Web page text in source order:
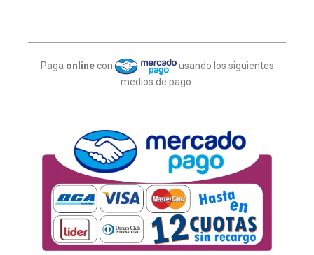
Paga online con
usando los siguientes
medios de pago: